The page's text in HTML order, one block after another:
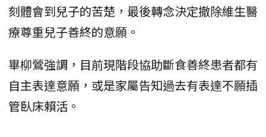
刻體會到兒子的苦楚，最後轉念決定撤除維生醫
療尊重兒子善終的意願。
畢柳鶯強調，目前現階段協助斷食善終患者都有
自主表達意願，或是家屬告知過去有表達不願插
管臥床賴活。